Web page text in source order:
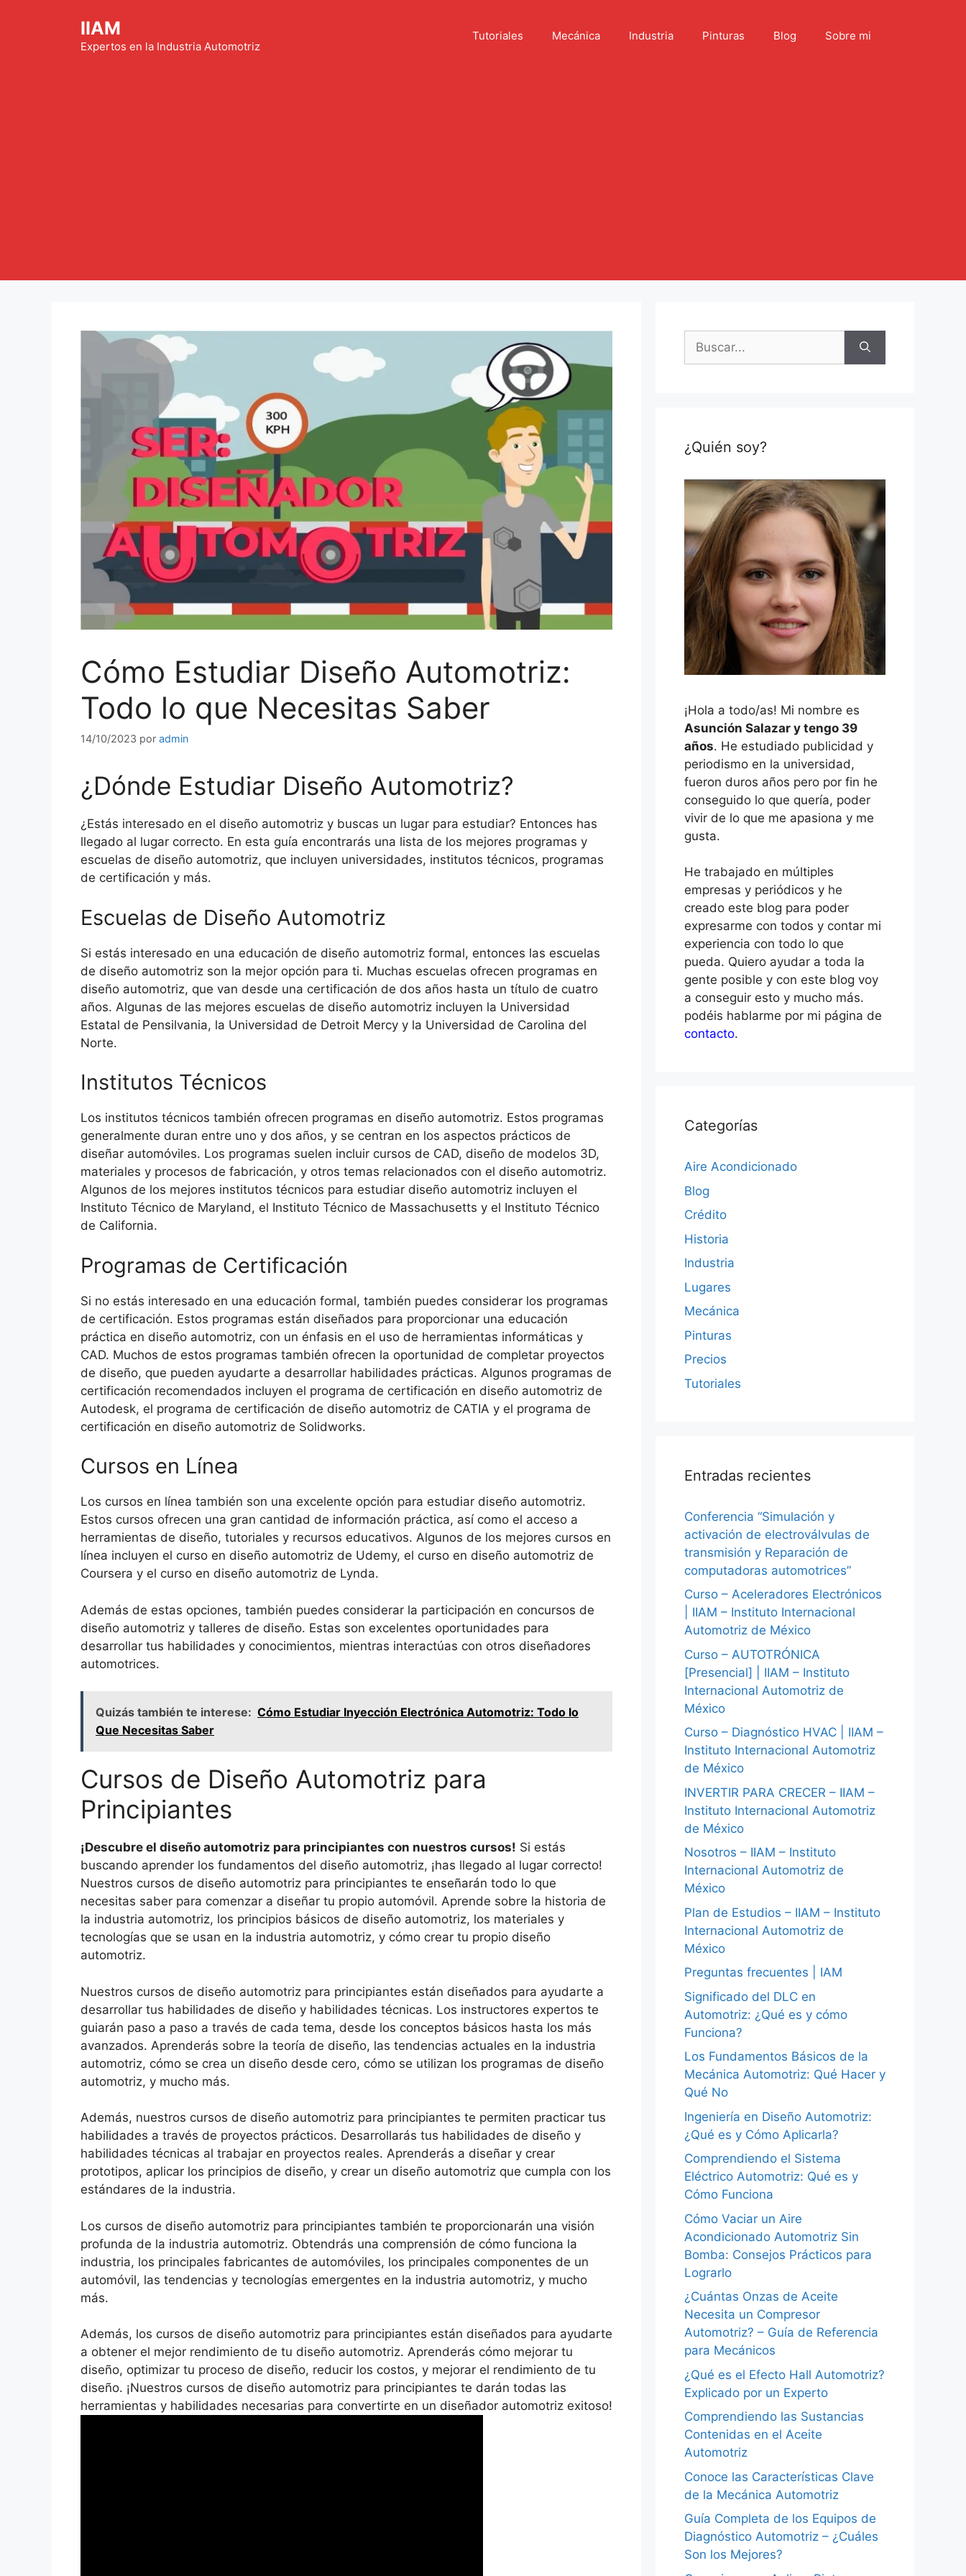
IIAM
Expertos en la Industria Automotriz
Tutoriales Mecánica Industria Pinturas Blog Sobre mi
Cómo Estudiar Diseño Automotriz:
Todo lo que Necesitas Saber
14/10/2023 por admin
¿Dónde Estudiar Diseño Automotriz?
¿Estás interesado en el diseño automotriz y buscas un lugar para estudiar? Entonces has
llegado al lugar correcto. En esta guía encontrarás una lista de los mejores programas y
escuelas de diseño automotriz, que incluyen universidades, institutos técnicos, programas
de certificación y más.
Escuelas de Diseño Automotriz
Si estás interesado en una educación de diseño automotriz formal, entonces las escuelas
de diseño automotriz son la mejor opción para ti. Muchas escuelas ofrecen programas en
diseño automotriz, que van desde una certificación de dos años hasta un título de cuatro
años. Algunas de las mejores escuelas de diseño automotriz incluyen la Universidad
Estatal de Pensilvania, la Universidad de Detroit Mercy y la Universidad de Carolina del
Norte.
Institutos Técnicos
Los institutos técnicos también ofrecen programas en diseño automotriz. Estos programas
generalmente duran entre uno y dos años, y se centran en los aspectos prácticos de
diseñar automóviles. Los programas suelen incluir cursos de CAD, diseño de modelos 3D,
materiales y procesos de fabricación, y otros temas relacionados con el diseño automotriz.
Algunos de los mejores institutos técnicos para estudiar diseño automotriz incluyen el
Instituto Técnico de Maryland, el Instituto Técnico de Massachusetts y el Instituto Técnico
de California.
Programas de Certificación
Si no estás interesado en una educación formal, también puedes considerar los programas
de certificación. Estos programas están diseñados para proporcionar una educación
práctica en diseño automotriz, con un énfasis en el uso de herramientas informáticas y
CAD. Muchos de estos programas también ofrecen la oportunidad de completar proyectos
de diseño, que pueden ayudarte a desarrollar habilidades prácticas. Algunos programas de
certificación recomendados incluyen el programa de certificación en diseño automotriz de
Autodesk, el programa de certificación de diseño automotriz de CATIA y el programa de
certificación en diseño automotriz de Solidworks.
Cursos en Línea
Los cursos en línea también son una excelente opción para estudiar diseño automotriz.
Estos cursos ofrecen una gran cantidad de información práctica, así como el acceso a
herramientas de diseño, tutoriales y recursos educativos. Algunos de los mejores cursos en
línea incluyen el curso en diseño automotriz de Udemy, el curso en diseño automotriz de
Coursera y el curso en diseño automotriz de Lynda.
Además de estas opciones, también puedes considerar la participación en concursos de
diseño automotriz y talleres de diseño. Estas son excelentes oportunidades para
desarrollar tus habilidades y conocimientos, mientras interactúas con otros diseñadores
automotrices.
Quizás también te interese: Cómo Estudiar Inyección Electrónica Automotriz: Todo lo
Que Necesitas Saber
Cursos de Diseño Automotriz para
Principiantes
¡Descubre el diseño automotriz para principiantes con nuestros cursos! Si estás
buscando aprender los fundamentos del diseño automotriz, ¡has llegado al lugar correcto!
Nuestros cursos de diseño automotriz para principiantes te enseñarán todo lo que
necesitas saber para comenzar a diseñar tu propio automóvil. Aprende sobre la historia de
la industria automotriz, los principios básicos de diseño automotriz, los materiales y
tecnologías que se usan en la industria automotriz, y cómo crear tu propio diseño
automotriz.
Nuestros cursos de diseño automotriz para principiantes están diseñados para ayudarte a
desarrollar tus habilidades de diseño y habilidades técnicas. Los instructores expertos te
guiarán paso a paso a través de cada tema, desde los conceptos básicos hasta los más
avanzados. Aprenderás sobre la teoría de diseño, las tendencias actuales en la industria
automotriz, cómo se crea un diseño desde cero, cómo se utilizan los programas de diseño
automotriz, y mucho más.
Además, nuestros cursos de diseño automotriz para principiantes te permiten practicar tus
habilidades a través de proyectos prácticos. Desarrollarás tus habilidades de diseño y
habilidades técnicas al trabajar en proyectos reales. Aprenderás a diseñar y crear
prototipos, aplicar los principios de diseño, y crear un diseño automotriz que cumpla con los
estándares de la industria.
Los cursos de diseño automotriz para principiantes también te proporcionarán una visión
profunda de la industria automotriz. Obtendrás una comprensión de cómo funciona la
industria, los principales fabricantes de automóviles, los principales componentes de un
automóvil, las tendencias y tecnologías emergentes en la industria automotriz, y mucho
más.
Además, los cursos de diseño automotriz para principiantes están diseñados para ayudarte
a obtener el mejor rendimiento de tu diseño automotriz. Aprenderás cómo mejorar tu
diseño, optimizar tu proceso de diseño, reducir los costos, y mejorar el rendimiento de tu
diseño. ¡Nuestros cursos de diseño automotriz para principiantes te darán todas las
herramientas y habilidades necesarias para convertirte en un diseñador automotriz exitoso!
Buscar:
¿Quién soy?
¡Hola a todo/as! Mi nombre es
Asunción Salazar y tengo 39
años. He estudiado publicidad y
periodismo en la universidad,
fueron duros años pero por fin he
conseguido lo que quería, poder
vivir de lo que me apasiona y me
gusta.
He trabajado en múltiples
empresas y periódicos y he
creado este blog para poder
expresarme con todos y contar mi
experiencia con todo lo que
pueda. Quiero ayudar a toda la
gente posible y con este blog voy
a conseguir esto y mucho más.
podéis hablarme por mi página de
contacto.
Categorías
Aire Acondicionado
Blog
Crédito
Historia
Industria
Lugares
Mecánica
Pinturas
Precios
Tutoriales
Entradas recientes
Conferencia “Simulación y
activación de electroválvulas de
transmisión y Reparación de
computadoras automotrices”
Curso – Aceleradores Electrónicos
| IIAM – Instituto Internacional
Automotriz de México
Curso – AUTOTRÓNICA
[Presencial] | IIAM – Instituto
Internacional Automotriz de
México
Curso – Diagnóstico HVAC | IIAM –
Instituto Internacional Automotriz
de México
INVERTIR PARA CRECER – IIAM –
Instituto Internacional Automotriz
de México
Nosotros – IIAM – Instituto
Internacional Automotriz de
México
Plan de Estudios – IIAM – Instituto
Internacional Automotriz de
México
Preguntas frecuentes | IAM
Significado del DLC en
Automotriz: ¿Qué es y cómo
Funciona?
Los Fundamentos Básicos de la
Mecánica Automotriz: Qué Hacer y
Qué No
Ingeniería en Diseño Automotriz:
¿Qué es y Cómo Aplicarla?
Comprendiendo el Sistema
Eléctrico Automotriz: Qué es y
Cómo Funciona
Cómo Vaciar un Aire
Acondicionado Automotriz Sin
Bomba: Consejos Prácticos para
Lograrlo
¿Cuántas Onzas de Aceite
Necesita un Compresor
Automotriz? – Guía de Referencia
para Mecánicos
¿Qué es el Efecto Hall Automotriz?
Explicado por un Experto
Comprendiendo las Sustancias
Contenidas en el Aceite
Automotriz
Conoce las Características Clave
de la Mecánica Automotriz
Guía Completa de los Equipos de
Diagnóstico Automotriz – ¿Cuáles
Son los Mejores?